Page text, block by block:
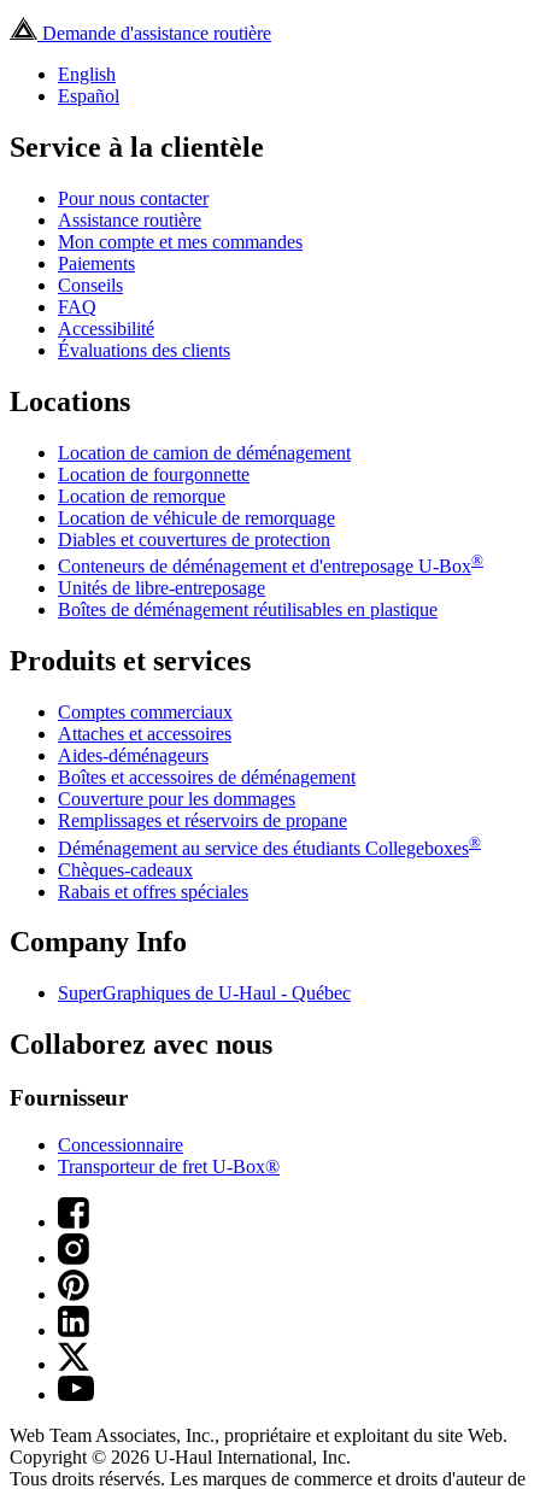
Demande d'assistance routière
English
Español
Service à la clientèle
Pour nous contacter
Assistance routière
Mon compte et mes commandes
Paiements
Conseils
FAQ
Accessibilité
Évaluations des clients
Locations
Location de camion de déménagement
Location de fourgonnette
Location de remorque
Location de véhicule de remorquage
Diables et couvertures de protection
Conteneurs de déménagement et d'entreposage U-Box®
Unités de libre-entreposage
Boîtes de déménagement réutilisables en plastique
Produits et services
Comptes commerciaux
Attaches et accessoires
Aides-déménageurs
Boîtes et accessoires de déménagement
Couverture pour les dommages
Remplissages et réservoirs de propane
Déménagement au service des étudiants Collegeboxes®
Chèques-cadeaux
Rabais et offres spéciales
Company Info
SuperGraphiques de U-Haul - Québec
Collaborez avec nous
Fournisseur
Concessionnaire
Transporteur de fret U-Box®
Web Team Associates, Inc., propriétaire et exploitant du site Web.
Copyright © 2026 U-Haul International, Inc.
Tous droits réservés. Les marques de commerce et droits d'auteur de